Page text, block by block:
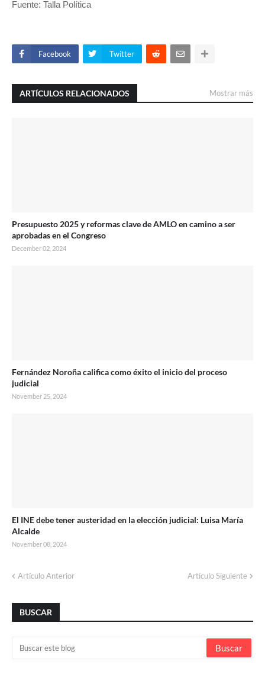
Fuente: Talla Política
Facebook Twitter
ARTÍCULOS RELACIONADOS Mostrar más
Presupuesto 2025 y reformas clave de AMLO en camino a ser
aprobadas en el Congreso
December 02, 2024
Fernández Noroña califica como éxito el inicio del proceso
judicial
November 25, 2024
El INE debe tener austeridad en la elección judicial: Luisa María
Alcalde
November 08, 2024
Artículo Anterior Artículo Siguiente
BUSCAR